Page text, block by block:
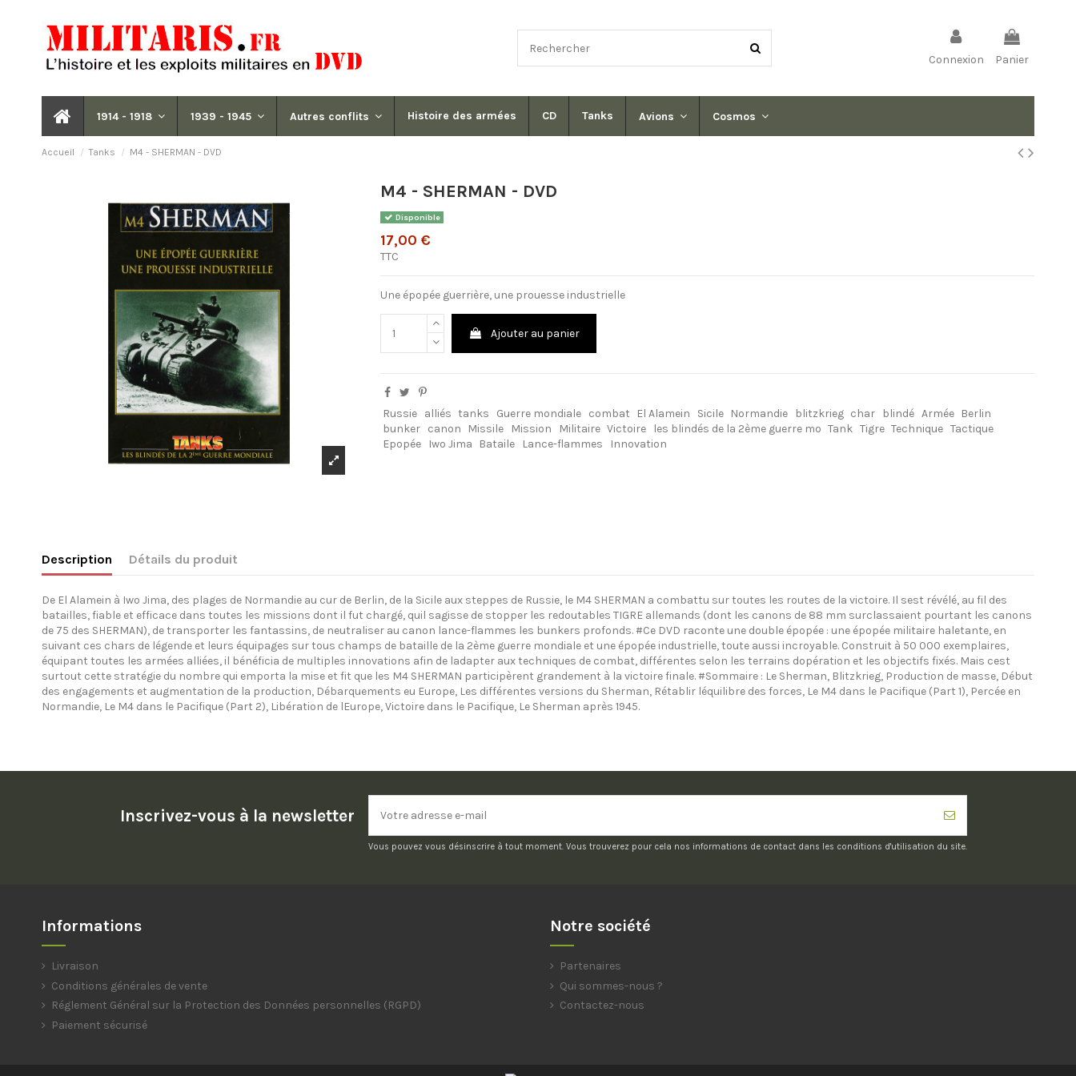
Connexion Panier
1914 - 1918 1939 - 1945 Autres conflits Histoire des armées CD Tanks Avions Cosmos
Accueil Tanks M4 - SHERMAN - DVD
M4 - SHERMAN - DVD
Disponible
17,00 €
TTC
Une épopée guerrière, une prouesse industrielle
Ajouter au panier
Russie alliés tanks Guerre mondiale combat El Alamein Sicile Normandie blitzkrieg char blindé Armée
Berlin
bunker canon Missile Mission Militaire Victoire les blindés de la 2ème guerre mo Tank Tigre Technique Tactique
Epopée
Iwo Jima Bataile Lance-flammes Innovation
Description Détails du produit
De El Alamein à Iwo Jima, des plages de Normandie au cur de Berlin, de la Sicile aux steppes de Russie, le M4 SHERMAN a combattu sur toutes les routes de la victoire. Il sest révélé, au fil des
batailles, fiable et efficace dans toutes les missions dont il fut chargé, quil sagisse de stopper les redoutables TIGRE allemands (dont les canons de 88 mm surclassaient pourtant les canons
de 75 des SHERMAN), de transporter les fantassins, de neutraliser au canon lance-flammes les bunkers profonds. #Ce DVD raconte une double épopée : une épopée militaire haletante, en
suivant ces chars de légende et leurs équipages sur tous champs de bataille de la 2ème guerre mondiale et une épopée industrielle, toute aussi incroyable. Construit à 50 000 exemplaires,
équipant toutes les armées alliées, il bénéficia de multiples innovations afin de ladapter aux techniques de combat, différentes selon les terrains dopération et les objectifs fixés. Mais cest
surtout cette stratégie du nombre qui emporta la mise et fit que les M4 SHERMAN participèrent grandement à la victoire finale. #Sommaire : Le Sherman, Blitzkrieg, Production de masse, Début
des engagements et augmentation de la production, Débarquements eu Europe, Les différentes versions du Sherman, Rétablir léquilibre des forces, Le M4 dans le Pacifique (Part 1), Percée en
Normandie, Le M4 dans le Pacifique (Part 2), Libération de lEurope, Victoire dans le Pacifique, Le Sherman après 1945.
Inscrivez-vous à la newsletter
Vous pouvez vous désinscrire à tout moment. Vous trouverez pour cela nos informations de contact dans les conditions d'utilisation du site.
Informations
Livraison
Conditions générales de vente
Réglement Général sur la Protection des Données personnelles (RGPD)
Paiement sécurisé
Notre société
Partenaires
Qui sommes-nous ?
Contactez-nous